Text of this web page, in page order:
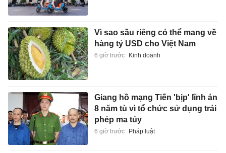
Vì sao sầu riêng có thể mang về
hàng tỷ USD cho Việt Nam
6 giờ trước Kinh doanh
Giang hồ mạng Tiến 'bịp' lĩnh án
8 năm tù vì tổ chức sử dụng trái
phép ma túy
6 giờ trước Pháp luật